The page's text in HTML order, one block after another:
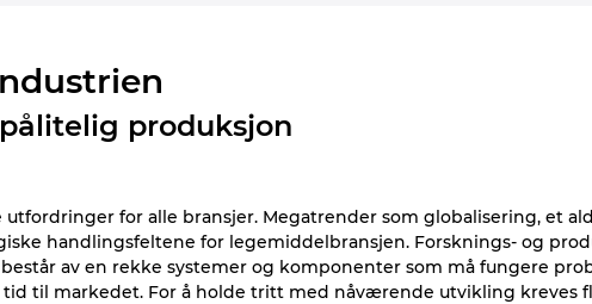
produksjon
for alle bransjer. Megatrender som globalisering, et
handlingsfeltene for legemiddelbransjen. Forsknings- og
av en rekke systemer og komponenter som må fungere
tid til markedet. For å holde tritt med nåværende utvikling kreves